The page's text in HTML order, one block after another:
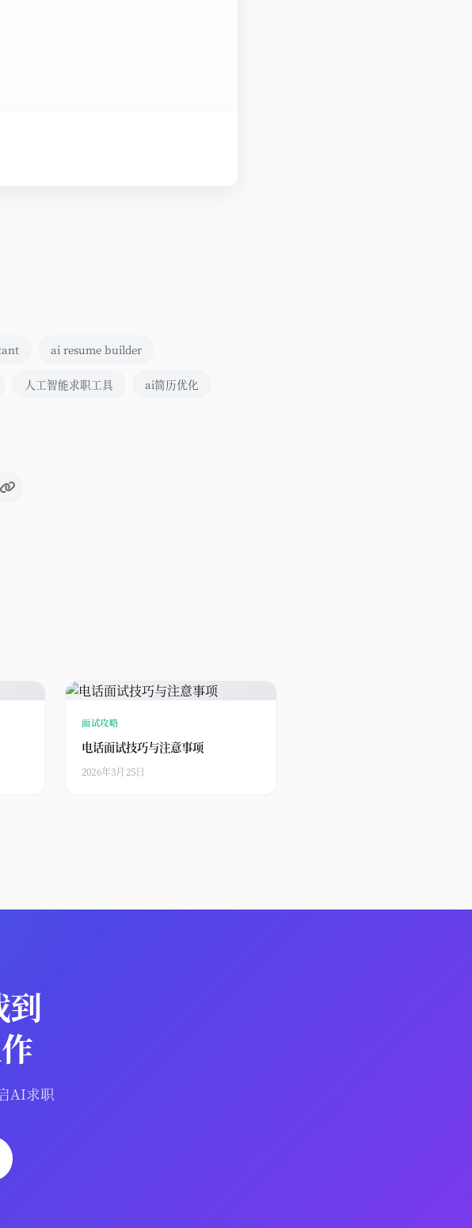
ai resume builder
人工智能求职工具 ai简历优化
面试攻略
电话面试技巧与注意事项
2026年3月25日
到
AI求职